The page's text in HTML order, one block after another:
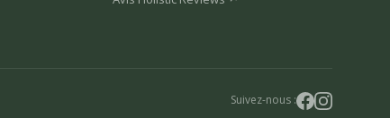
Suivez-nous :